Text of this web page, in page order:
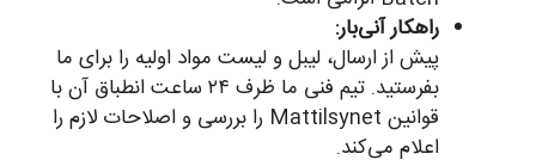
راهکار آنی‌بار:
پیش از ارسال، لیبل و لیست مواد اولیه را برای ما
بفرستید. تیم فنی ما ظرف ۲۴ ساعت انطباق آن با
قوانین Mattilsynet را بررسی و اصلاحات لازم را
اعلام می‌کند.